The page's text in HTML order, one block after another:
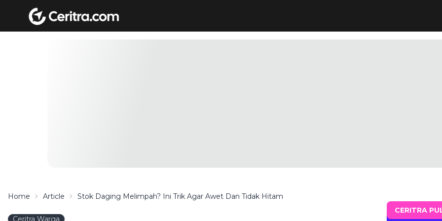
Home Article Stok Daging Melimpah? Ini Trik Agar Awet Dan Tidak Hitam
Ceritra Warga
CERITRA